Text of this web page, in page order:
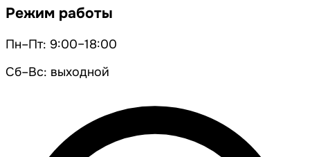
Режим работы
Пн–Пт: 9:00–18:00
Сб–Вс: выходной